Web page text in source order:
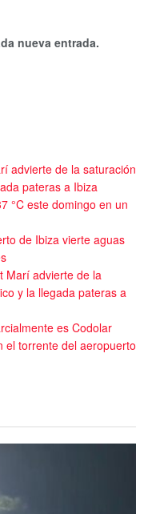
nueva entrada.
advierte de la saturación
pateras a Ibiza
°C este domingo en un
de Ibiza vierte aguas
Marí advierte de la
y la llegada pateras a
es Codolar
el torrente del aeropuerto